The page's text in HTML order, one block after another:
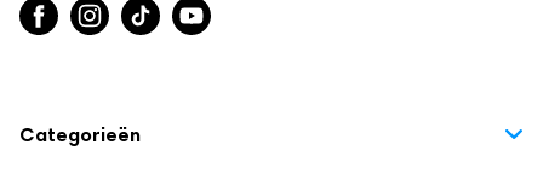
Categorieën